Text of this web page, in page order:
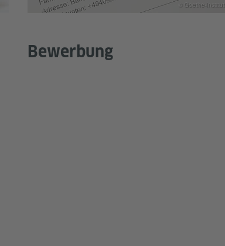
Bewerbung
© Goethe-Institut